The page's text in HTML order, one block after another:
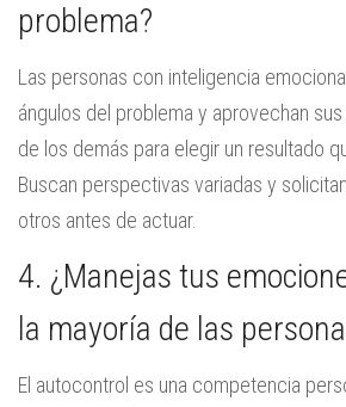
problema?
Las personas con inteligencia
ángulos del problema y aprovechan
de los demás para elegir un resultado
Buscan perspectivas variadas y
otros antes de actuar.
4. ¿Manejas tus
la mayoría de las
El autocontrol es una competencia